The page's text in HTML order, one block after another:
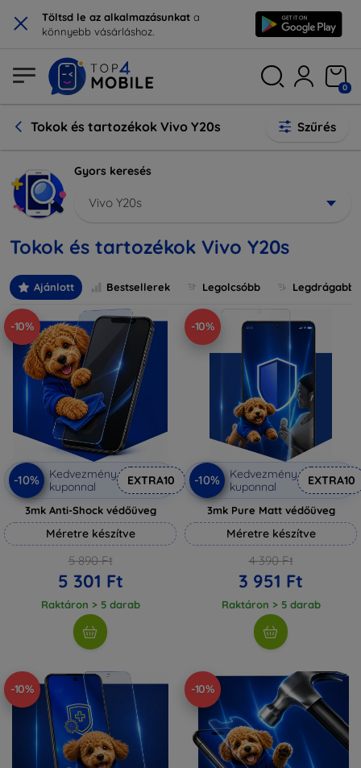
× Töltsd le az alkalmazásunkat a
könnyebb vásárláshoz.
0
Tokok és tartozékok Vivo Y20s Szűrés
Gyors keresés
Vivo Y20s
Tokok és tartozékok Vivo Y20s
Ajánlott Bestsellerek Legolcsóbb Legdrágabb
-10%
-10%
Kedvezmény
kuponnal
EXTRA10
3mk Anti-Shock védőüveg
Méretre készítve
5 890 Ft
5 301 Ft
Raktáron > 5 darab
-10%
-10%
Kedvezmény
kuponnal
EXTRA10
3mk Pure Matt védőüveg
Méretre készítve
4 390 Ft
3 951 Ft
Raktáron > 5 darab
-10% -10%